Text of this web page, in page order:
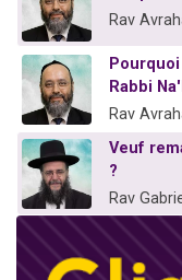
Rav
Rabbi
Rav
Veuf
?
Rav